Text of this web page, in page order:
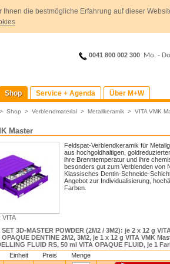
die bestmögliche Erfahrung auf dieser
0041 800 002 300 Mo. -
Shop Service + Agenda Über M+W
Shop > Verblendmaterial > Metallkeramik > VITA VMK
Master
VITA
Feldspat-Verblendkeramik für
aus hochgoldhaltigen,
ihre Brenntemperatur und ihre
besonders gut zum Verblenden von
Klassisches Dentin-Schneide-
Angebot zur Individualisierung,
Farben.
SET 3D-MASTER POWDER (2M2 / 3M2): je 2 x 12 g
OPAQUE DENTINE 2M2, 3M2, je 1 x 12 g VITA VMK
FLUID RS, 50 ml VITA OPAQUE FLUID, je 1
Einheit Preis
Menge